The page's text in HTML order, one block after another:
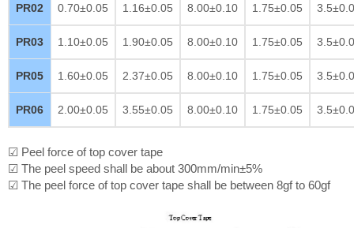
PR02 0.70±0.05 1.16±0.05 8.00±0.10 1.75±0.05
PR03 1.10±0.05 1.90±0.05 8.00±0.10 1.75±0.05
PR05 1.60±0.05 2.37±0.05 8.00±0.10 1.75±0.05
PR06 2.00±0.05 3.55±0.05 8.00±0.10 1.75±0.05
☑ Peel force of top cover tape
☑ The peel speed shall be about 300mm/min±5%
☑ The peel force of top cover tape shall be between 8gf to 60gf